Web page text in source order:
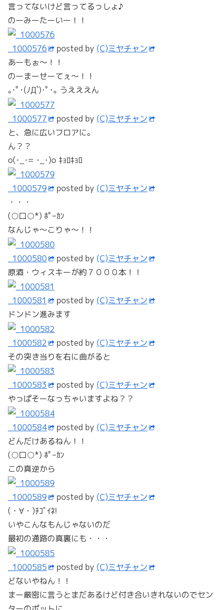
言ってないけど言ってるっしょ♪
のーみーたーいー！！
_1000576 posted by (C)ミヤチャン
あーもぉ～！！
のーまーせーてぇ～！！
｡･ﾟ･(ﾉД`)･ﾟ･｡ うえええん
_1000577 posted by (C)ミヤチャン
と、急に広いフロアに。
ん？？
o(･_･= ･_･)o ｷｮﾛｷｮﾛ
_1000579 posted by (C)ミヤチャン
・・・
(○口○*) ﾎﾟｰｶﾝ
なんじゃ～こりゃ～！！
_1000580 posted by (C)ミヤチャン
原酒・ウィスキーが約７０００本！！
_1000581 posted by (C)ミヤチャン
ドンドン進みます
_1000582 posted by (C)ミヤチャン
その突き当りを右に曲がると
_1000583 posted by (C)ミヤチャン
やっぱそーなっちゃいますよね？？
_1000584 posted by (C)ミヤチャン
どんだけあるねん！！
(○口○*) ﾎﾟｰｶﾝ
この真逆から
_1000589 posted by (C)ミヤチャン
(・∀・)ﾁｺﾞｲﾈ!
いやこんなもんじゃないのだ
最初の通路の真裏にも・・・
_1000585 posted by (C)ミヤチャン
どないやねん！！
まー厳密に言うとまだあるけど付き合いきれないのでセン